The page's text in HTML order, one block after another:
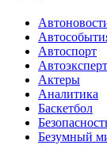
Автоспорт
Автоэксперт
Актеры
Аналитика
Баскетбол
Безумный